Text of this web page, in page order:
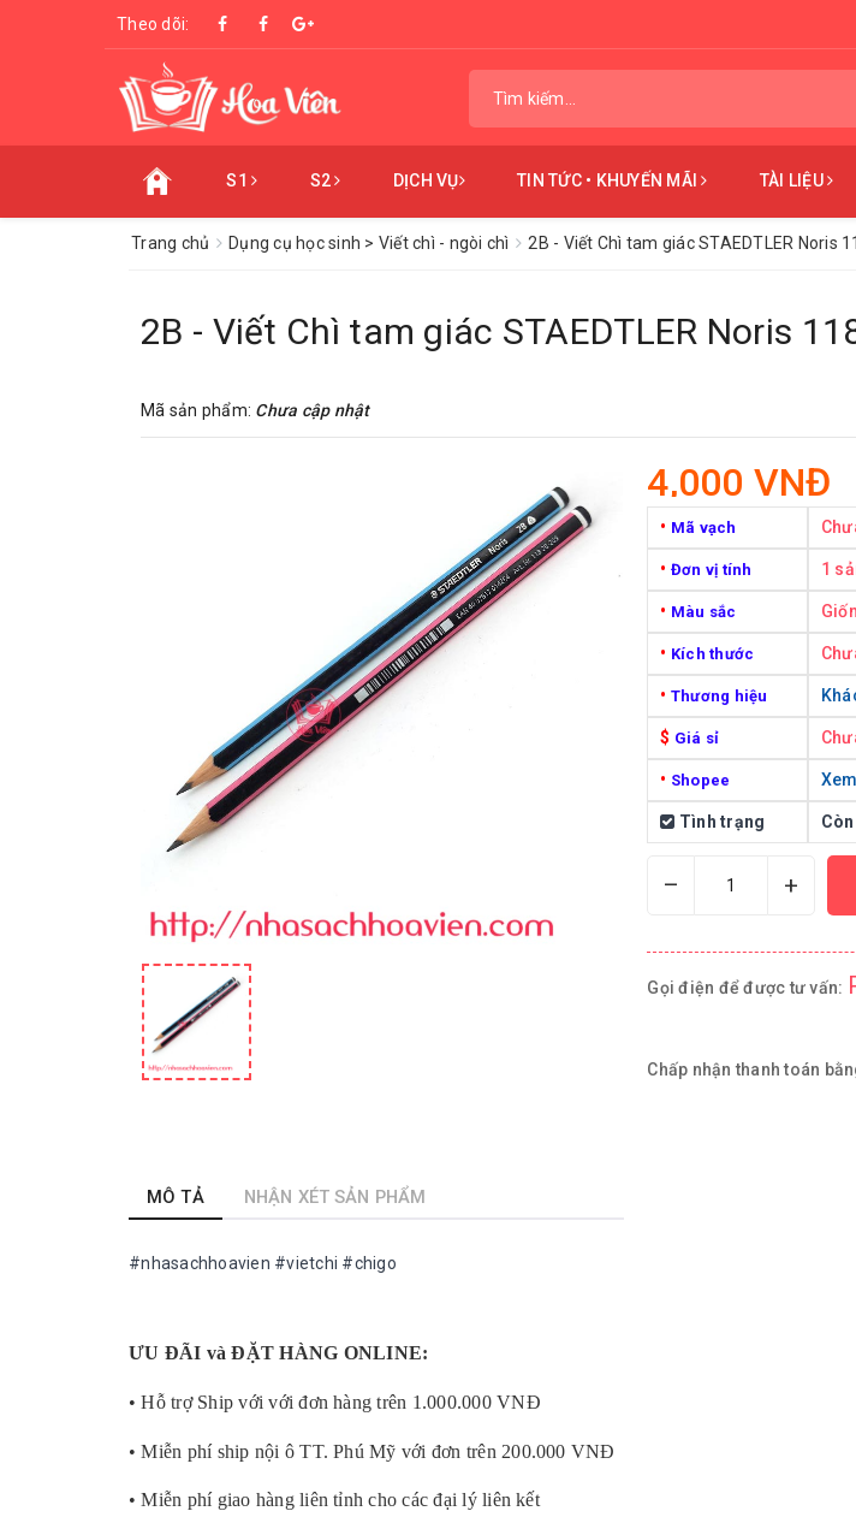
Theo dõi:
S1 S2 DỊCH VỤ TIN TỨC • KHUYẾN MÃI TÀI LIỆU
Trang chủ Dụng cụ học sinh > Viết chì - ngòi chì 2B - Viết Chì tam giác STAEDTLER Noris
2B - Viết Chì tam giác STAEDTLER Noris
Mã sản phẩm: Chưa cập nhật
4,000 VNĐ
• Mã vạch
• Đơn vị tính 1
• Màu sắc
• Kích thước
• Thương hiệu
$ Giá sỉ
• Shopee
Tình trạng
– +
Gọi điện để được tư vấn:
Chấp nhận thanh toán
MÔ TẢ NHẬN XÉT SẢN PHẨM
#nhasachhoavien #vietchi #chigo
ƯU ĐÃI và ĐẶT HÀNG ONLINE:
• Hỗ trợ Ship với với đơn hàng trên 1.000.000 VNĐ
• Miễn phí ship nội ô TT. Phú Mỹ với đơn trên 200.000 VNĐ
• Miễn phí giao hàng liên tỉnh cho các đại lý liên kết